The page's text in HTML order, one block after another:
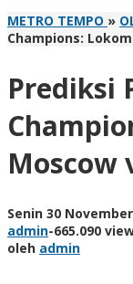
METRO TEMPO »
Champions:
Prediksi
Moscow
Senin 30
admin-665.090
oleh admin